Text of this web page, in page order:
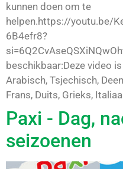
kunnen doen om te
helpen.https://youtu.be/
6B4efr8?
beschikbaar:Deze video
Arabisch, Tsjechisch,
Frans, Duits, Grieks,
Paxi - Dag,
seizoenen